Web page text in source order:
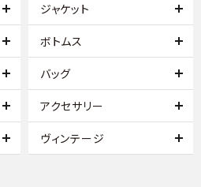
ジャケット
ボトムス
バッグ
アクセサリー
ヴィンテージ